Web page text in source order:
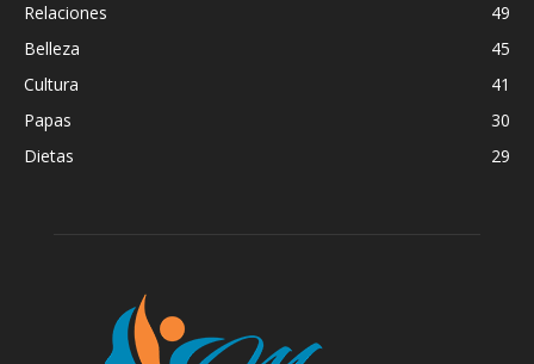
Relaciones
49
Belleza
45
Cultura
41
Papas
30
Dietas
29